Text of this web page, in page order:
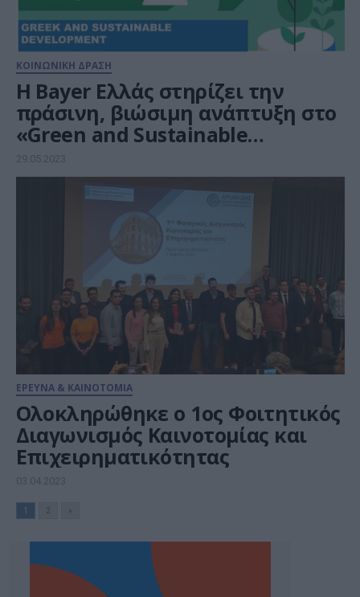
ΚΟΙΝΩΝΙΚΗ ΔΡΑΣΗ
Η Bayer Ελλάς στηρίζει την
πράσινη, βιώσιμη ανάπτυξη στο
«Green and Sustainable
Development Accelerator» του
HIGGS
29.05.2023
ΕΡΕΥΝΑ & ΚΑΙΝΟΤΟΜΙΑ
Ολοκληρώθηκε ο 1ος Φοιτητικός
Διαγωνισμός Καινοτομίας και
Επιχειρηματικότητας
03.04.2023
1 2